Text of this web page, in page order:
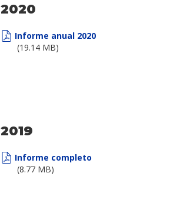
2020
Informe anual 2020
(19.14 MB)
2019
Informe completo
(8.77 MB)